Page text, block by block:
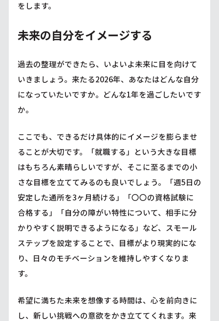
をします。
未来の自分をイメージする
過去の整理ができたら、いよいよ未来に目を向けて
いきましょう。来たる2026年、あなたはどんな自分
になっていたいですか。どんな1年を過ごしたいです
か。
ここでも、できるだけ具体的にイメージを膨らませ
ることが大切です。「就職する」という大きな目標
はもちろん素晴らしいですが、そこに至るまでの小
さな目標を立ててみるのも良いでしょう。「週5日の
安定した通所を3ヶ月続ける」「〇〇の資格試験に
合格する」「自分の障がい特性について、相手に分
かりやすく説明できるようになる」など、スモール
ステップを設定することで、目標がより現実的にな
り、日々のモチベーションを維持しやすくなりま
す。
希望に満ちた未来を想像する時間は、心を前向きに
し、新しい挑戦への意欲をかき立ててくれます。来